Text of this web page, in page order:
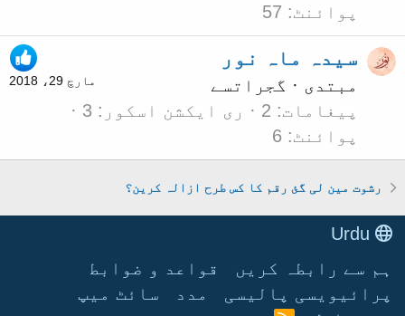
پوائنٹ
57
مارچ 29، 2018
سیدہ ماہ نور
مبتدی · گجراتسے
پیغامات
2 ری ایکشن اسکور
3
پوائنٹ 6
رشوت مین لی گئ رقم کا کس طرح ازالہ کرین؟
ہم سے رابطہ کریں
قواعد و ضوابط
پرائیویسی پالیسی
مدد
سائٹ میپ